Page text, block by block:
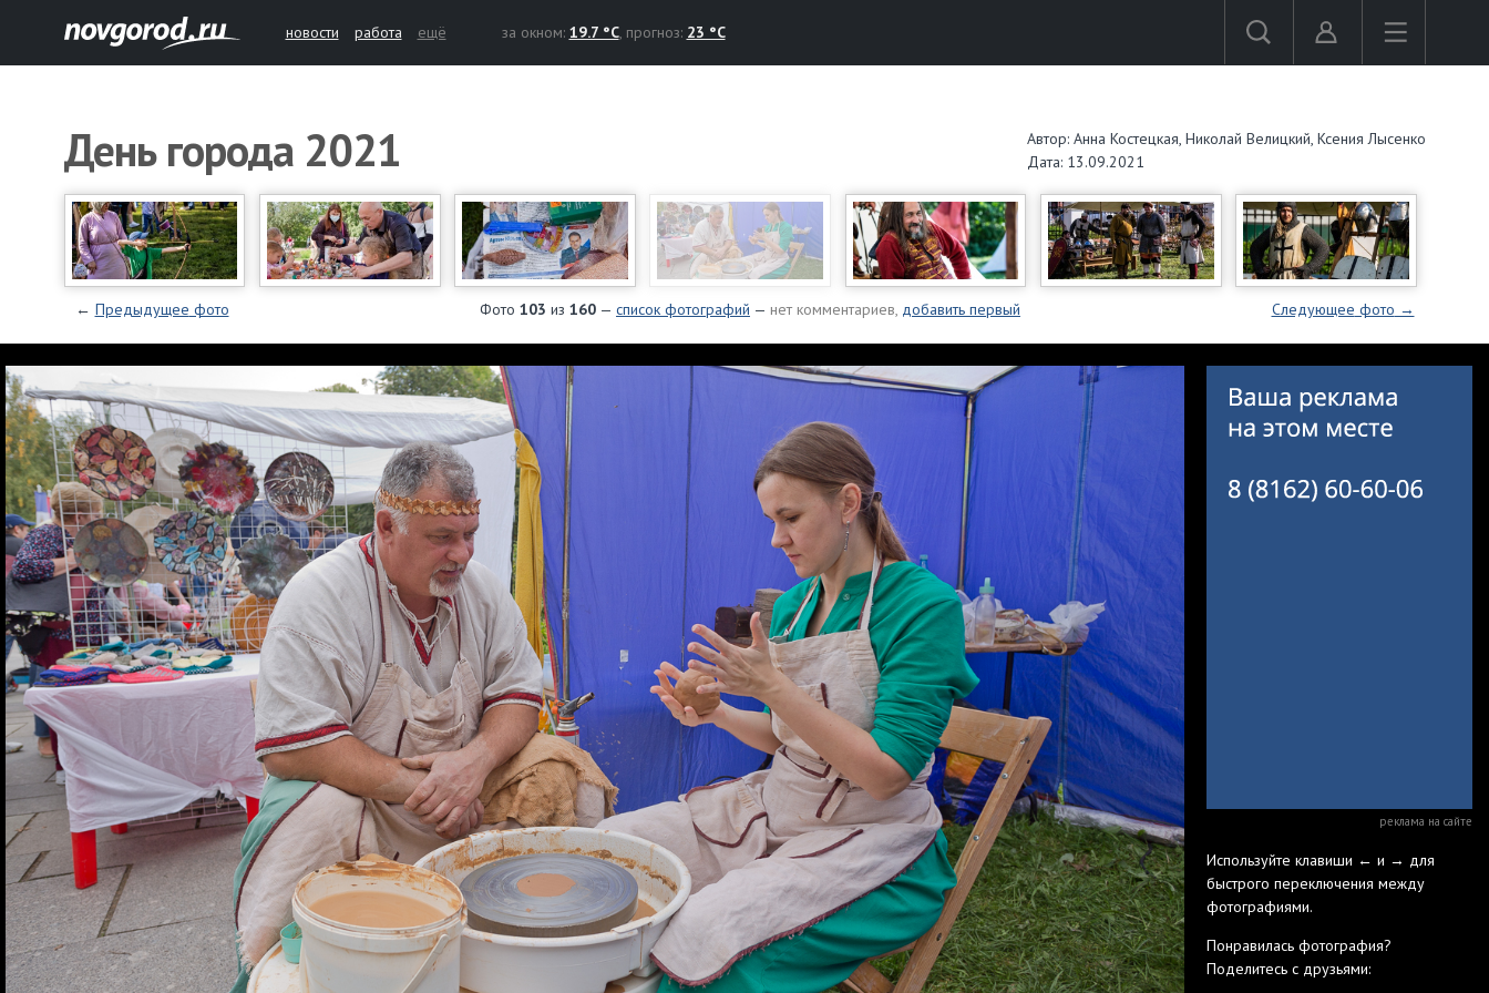
новости работа ещё за окном: 19.7 °C, прогноз: 23 °C
День города 2021
Автор: Анна Костецкая, Николай Велицкий, Ксения Лысенко
Дата: 13.09.2021
Фото 103 из 160 — список фотографий — нет комментариев, добавить первый Следующее фото →
← Предыдущее фото
реклама на сайте
Используйте клавиши ← и → для
быстрого переключения между
фотографиями.
Понравилась фотография?
Поделитесь с друзьями: